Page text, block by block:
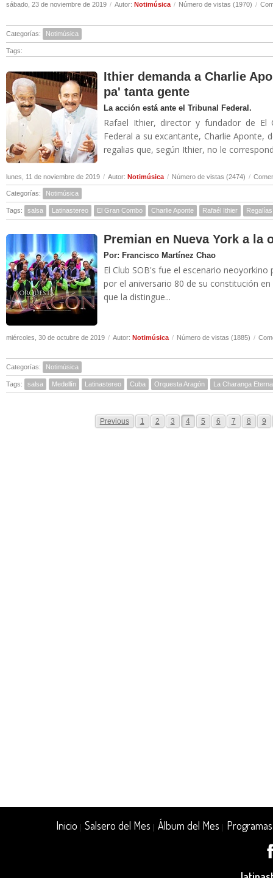
sábado, 23 de noviembre de 2019 / Autor: Notimúsica / Número de vistas (1970) /
Categorías: Notimúsica
Tags:
Ithier demanda a Charlie
pa' tanta gente
La acción está ante el Tribunal Federal.
Rafael Ithier, director y fundador de El
Federal a su excantante, Charlie Aponte,
regalias que, según Ithier, no le
lunes, 11 de noviembre de 2019 / Autor: Notimúsica / Número de vistas (2474) /
Categorías: Notimúsica
Tags: salsa Latinastereo El Gran Combo Charlie Aponte Rafaél Ithier Regalías
Premian en Nueva York a la
Por: Francisco Martínez Chao
El Club SOB's fue el escenario
por el aniversario 80 de su constitución
que la distingue...
miércoles, 30 de octubre de 2019 / Autor: Notimúsica / Número de vistas (1885) /
Categorías: Notimúsica
Tags: salsa Medellín Latinastereo Cuba Orquesta Aragón La Charanga Eterna
Previous 1 2 3 4 5 6 7 8 9
Inicio |Salsero del Mes |Álbum del Mes Programas